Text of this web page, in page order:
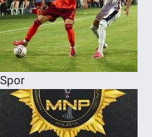
Spor